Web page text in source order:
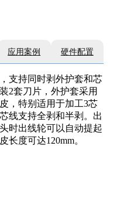
应用案例 硬件配置
支持同时剥外护套和芯
2套刀片，外护套采用
，特别适用于加工3芯
线支持全剥和半剥。出
时出线轮可以自动提起
长度可达120mm。